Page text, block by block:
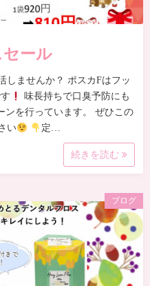
セール
しませんか？ ポスカFはフッ
味長持ちで口臭予防にも
ンを行っています。 ぜひこの
い
定…
続きを読む
ブログ